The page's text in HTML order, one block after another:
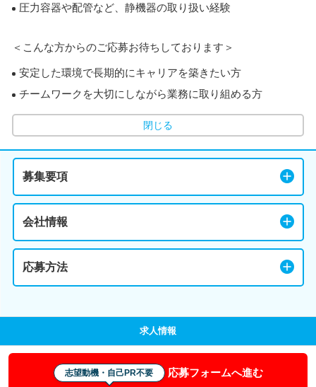
圧力容器や配管など、静機器の取り扱い経験
＜こんな方からのご応募お待ちしております＞
安定した環境で長期的にキャリアを築きたい方
チームワークを大切にしながら業務に取り組める方
閉じる
募集要項
会社情報
応募方法
求人情報
志望動機・自己PR不要 応募フォームへ進む